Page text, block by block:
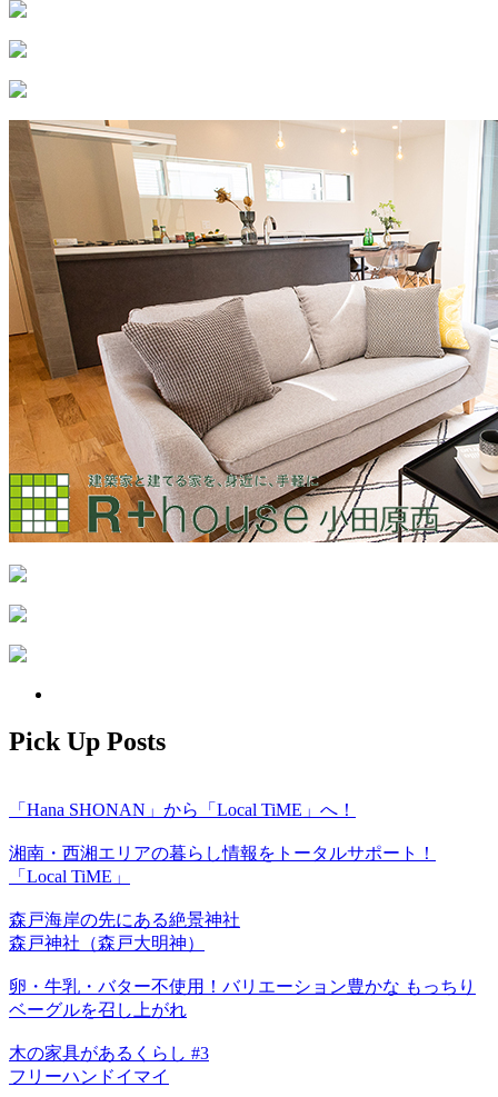
Pick Up Posts
「Hana SHONAN」から「Local TiME」へ！
湘南・西湘エリアの暮らし情報をトータルサポート！
「Local TiME」
森戸海岸の先にある絶景神社
森戸神社（森戸大明神）
卵・牛乳・バター不使用！バリエーション豊かな もっちり
ベーグルを召し上がれ
木の家具があるくらし #3
フリーハンドイマイ